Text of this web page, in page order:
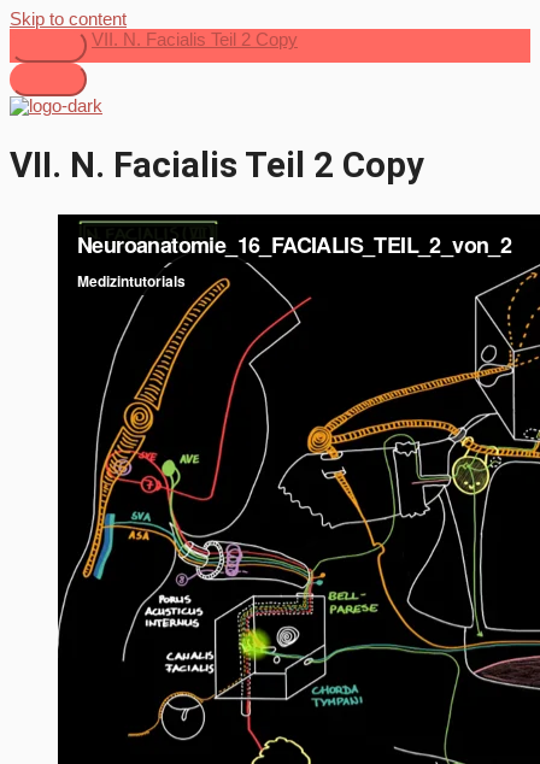
Skip to content
VII. N. Facialis Teil 2 Copy
VII. N. Facialis Teil 2 Copy